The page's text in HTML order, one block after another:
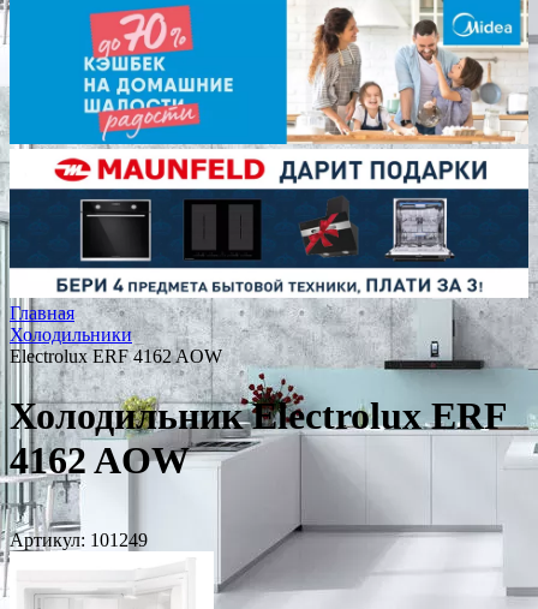
Главная
Холодильники
Electrolux ERF 4162 AOW
Холодильник Electrolux ERF
4162 AOW
Артикул: 101249